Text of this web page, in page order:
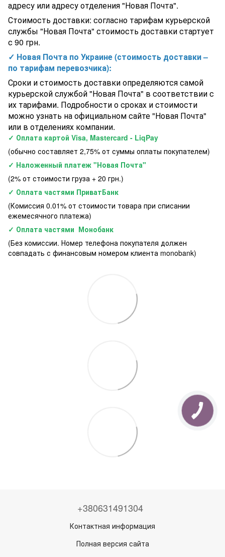
адресу или адресу отделения "Новая Почта".
Стоимость доставки: согласно тарифам курьерской
службы "Новая Почта" стоимость доставки стартует
с 90 грн.
✓ Новая Почта по Украине (стоимость доставки –
по тарифам перевозчика):
Сроки и стоимость доставки определяются самой
курьерской службой "Новая Почта" в соответствии с
их тарифами. Подробности о сроках и стоимости
можно узнать на официальном сайте "Новая Почта"
или в отделениях компании.
✓ Оплата картой Visa, Mastercard - LiqPay
(обычно составляет 2,75% от суммы оплаты покупателем)
✓ Наложенный платеж "Новая Почта"
(2% от стоимости груза + 20 грн.)
✓ Оплата частями ПриватБанк
(Комиссия 0.01% от стоимости товара при списании
ежемесячного платежа)
✓ Оплата частями Монобанк
(Без комиссии. Номер телефона покупателя должен
совпадать с финансовым номером клиента monobank)
+380631491304
Контактная информация
Полная версия сайта